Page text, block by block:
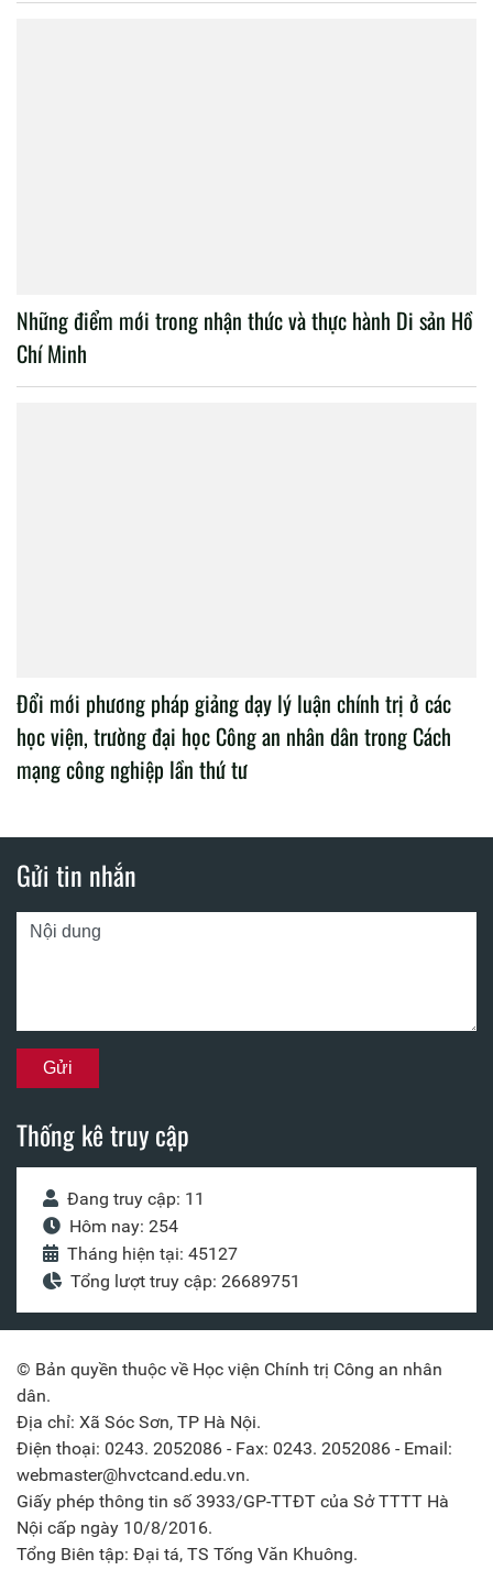
Những điểm mới trong nhận thức và thực hành Di sản Hồ
Chí Minh
Đổi mới phương pháp giảng dạy lý luận chính trị ở các
học viện, trường đại học Công an nhân dân trong Cách
mạng công nghiệp lần thứ tư
Gửi tin nhắn
Thống kê truy cập
Đang truy cập: 11
Hôm nay: 254
Tháng hiện tại: 45127
Tổng lượt truy cập: 26689751
© Bản quyền thuộc về Học viện Chính trị Công an nhân
dân.
Địa chỉ: Xã Sóc Sơn, TP Hà Nội.
Điện thoại: 0243. 2052086 - Fax: 0243. 2052086 - Email:
webmaster@hvctcand.edu.vn.
Giấy phép thông tin số 3933/GP-TTĐT của Sở TTTT Hà
Nội cấp ngày 10/8/2016.
Tổng Biên tập: Đại tá, TS Tống Văn Khuông.